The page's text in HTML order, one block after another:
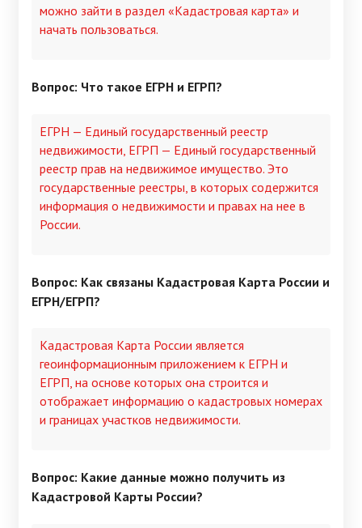
можно зайти в раздел «Кадастровая карта» и
начать пользоваться.
Вопрос: Что такое ЕГРН и ЕГРП?
ЕГРН — Единый государственный реестр
недвижимости, ЕГРП — Единый государственный
реестр прав на недвижимое имущество. Это
государственные реестры, в которых содержится
информация о недвижимости и правах на нее в
России.
Вопрос: Как связаны Кадастровая Карта России и
ЕГРН/ЕГРП?
Кадастровая Карта России является
геоинформационным приложением к ЕГРН и
ЕГРП, на основе которых она строится и
отображает информацию о кадастровых номерах
и границах участков недвижимости.
Вопрос: Какие данные можно получить из
Кадастровой Карты России?